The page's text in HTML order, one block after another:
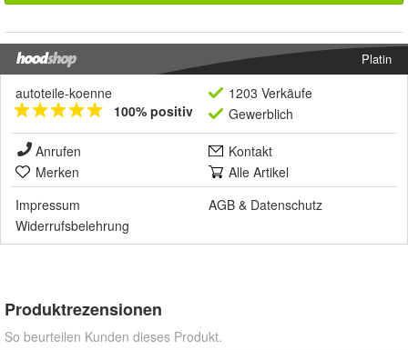
Platin
autoteile-koenne
100% positiv
1203 Verkäufe
Gewerblich
Anrufen
Kontakt
Merken
Alle Artikel
Impressum
AGB & Datenschutz
Widerrufsbelehrung
Produktrezensionen
So beurteilen Kunden dieses Produkt.